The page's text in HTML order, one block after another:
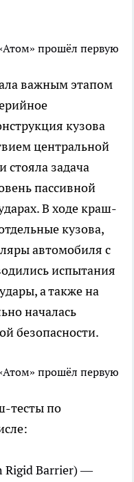
важным этапом
кузова
центральной
стояла задача
пассивной
В ходе краш-
кузова,
автомобиля с
испытания
а также на
началась
безопасности.
тесты по
Rigid Barrier) —